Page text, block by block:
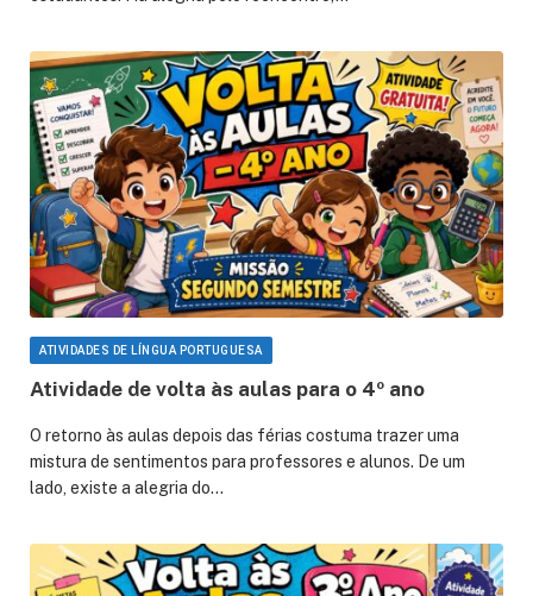
ATIVIDADES DE LÍNGUA PORTUGUESA
Atividade de volta às aulas para o 4º ano
O retorno às aulas depois das férias costuma trazer uma
mistura de sentimentos para professores e alunos. De um
lado, existe a alegria do…